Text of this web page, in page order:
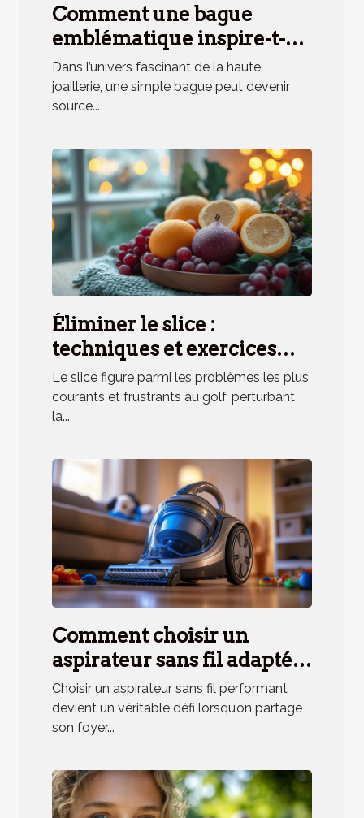
Comment une bague
emblématique inspire-t-
elle un parfum unique ?
Dans l’univers fascinant de la haute
joaillerie, une simple bague peut devenir
source...
Éliminer le slice :
techniques et exercices
pratiques
Le slice figure parmi les problèmes les plus
courants et frustrants au golf, perturbant
la...
Comment choisir un
aspirateur sans fil adapté
aux besoins des ménages
avec animaux ?
Choisir un aspirateur sans fil performant
devient un véritable défi lorsqu’on partage
son foyer...